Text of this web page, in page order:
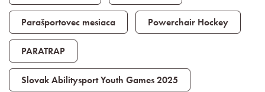
Parašportovec mesiaca Powerchair Hockey
PARATRAP
Slovak Abilitysport Youth Games 2025